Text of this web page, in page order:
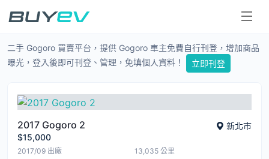
二手電動車
二手 Gogoro 買賣平台，提供 Gogoro 車主免費自行刊登，增加商品
曝光，登入後即可刊登、管理，免填個人資料！
立即刊登
2017 Gogoro 2
$15,000
新北市
2017/09 出廠 13,035 公里